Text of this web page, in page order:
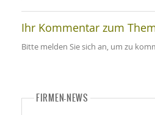
Ihr Kommentar zum
Bitte melden Sie sich an, um zu
FIRMEN-NEWS